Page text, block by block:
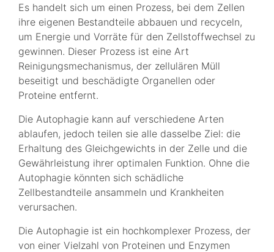
Es handelt sich um einen Prozess, bei dem Zellen
ihre eigenen Bestandteile abbauen und recyceln,
um Energie und Vorräte für den Zellstoffwechsel zu
gewinnen. Dieser Prozess ist eine Art
Reinigungsmechanismus, der zellulären Müll
beseitigt und beschädigte Organellen oder
Proteine entfernt.
Die Autophagie kann auf verschiedene Arten
ablaufen, jedoch teilen sie alle dasselbe Ziel: die
Erhaltung des Gleichgewichts in der Zelle und die
Gewährleistung ihrer optimalen Funktion. Ohne die
Autophagie könnten sich schädliche
Zellbestandteile ansammeln und Krankheiten
verursachen.
Die Autophagie ist ein hochkomplexer Prozess, der
von einer Vielzahl von Proteinen und Enzymen